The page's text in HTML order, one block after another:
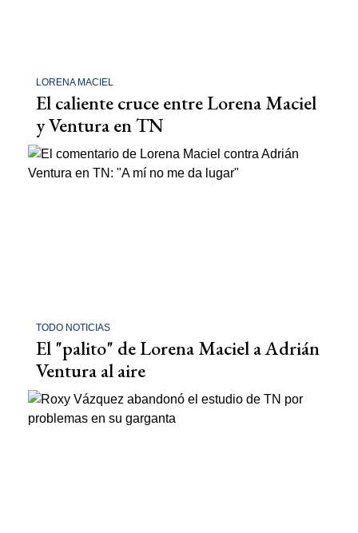
LORENA MACIEL
El caliente cruce entre Lorena Maciel
y Ventura en TN
TODO NOTICIAS
El "palito" de Lorena Maciel a Adrián
Ventura al aire